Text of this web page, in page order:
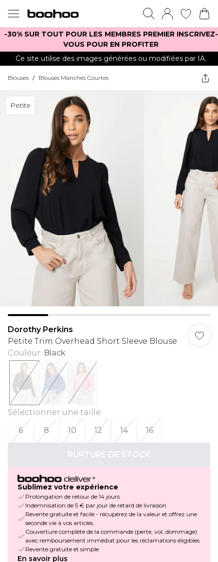
-30% SUR TOUT POUR LES MEMBRES PREMIER INSCRIVEZ-
VOUS POUR EN PROFITER
Ce site utilise des images générées ou modifiées par IA.
Blouses / Blouses Manches Courtes
Petite
Dorothy Perkins
Petite Trim Overhead Short Sleeve Blouse
Couleur: Black
Sélectionner une taille:
6
8 10 12 14 16
RUPTURE DE STOCK
Sublimez votre expérience
Prolongation de retour de 14 jours
Indemnisation de 5 € par jour de retard de livraison
Revente gratuite et facile - récupérez de la valeur et offrez une
seconde vie à vos articles.
Couverture complète de la commande (perte, vol, dommage)
avec remboursement immédiat pour les réclamations éligibles
Revente gratuite et simple
En savoir plus